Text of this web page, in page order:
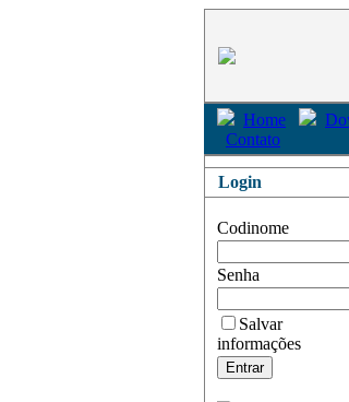
Home
Contato
Login
Codinome
Senha
Salvar
informações